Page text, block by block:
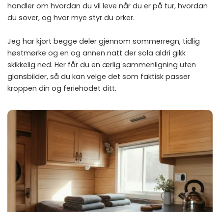
handler om hvordan du vil leve når du er på tur, hvordan
du sover, og hvor mye styr du orker.
Jeg har kjørt begge deler gjennom sommerregn, tidlig
høstmørke og en og annen natt der sola aldri gikk
skikkelig ned. Her får du en ærlig sammenligning uten
glansbilder, så du kan velge det som faktisk passer
kroppen din og feriehodet ditt.